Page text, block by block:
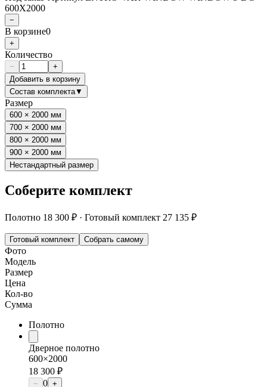
600X2000
−
В корзине0
+
Количество
−
+
Добавить в корзину
Состав комплекта▼
Размер
600 × 2000 мм
700 × 2000 мм
800 × 2000 мм
900 × 2000 мм
Нестандартный размер
Соберите комплект
Полотно 18 300 ₽ · Готовый комплект 27 135 ₽
Готовый комплект Собрать самому
Фото
Модель
Размер
Цена
Кол-во
Сумма
Полотно
Дверное полотно
600×2000
18 300 ₽
− 0 +